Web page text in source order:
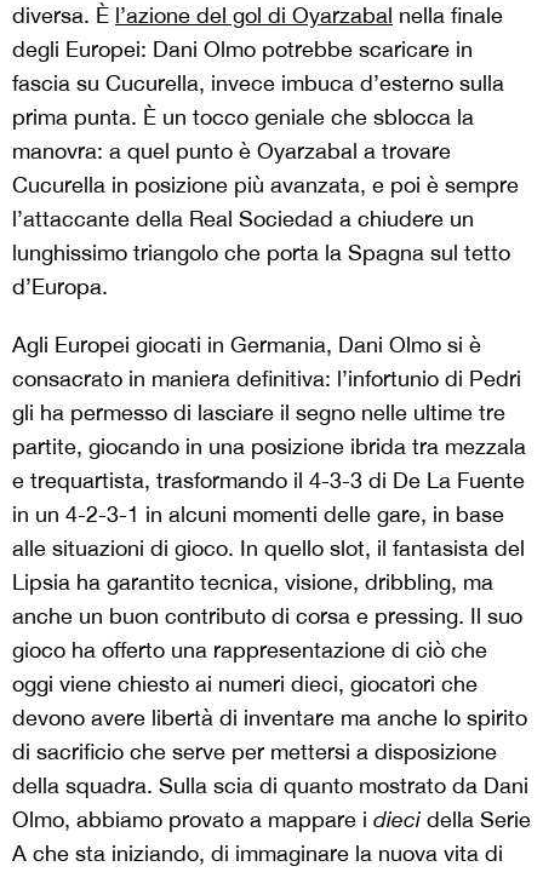
diversa. È l’azione del gol di Oyarzabal nella finale
degli Europei: Dani Olmo potrebbe scaricare in
fascia su Cucurella, invece imbuca d’esterno sulla
prima punta. È un tocco geniale che sblocca la
manovra: a quel punto è Oyarzabal a trovare
Cucurella in posizione più avanzata, e poi è sempre
l’attaccante della Real Sociedad a chiudere un
lunghissimo triangolo che porta la Spagna sul tetto
d’Europa.
Agli Europei giocati in Germania, Dani Olmo si è
consacrato in maniera definitiva: l’infortunio di Pedri
gli ha permesso di lasciare il segno nelle ultime tre
partite, giocando in una posizione ibrida tra mezzala
e trequartista, trasformando il 4-3-3 di De La Fuente
in un 4-2-3-1 in alcuni momenti delle gare, in base
alle situazioni di gioco. In quello slot, il fantasista del
Lipsia ha garantito tecnica, visione, dribbling, ma
anche un buon contributo di corsa e pressing. Il suo
gioco ha offerto una rappresentazione di ciò che
oggi viene chiesto ai numeri dieci, giocatori che
devono avere libertà di inventare ma anche lo spirito
di sacrificio che serve per mettersi a disposizione
della squadra. Sulla scia di quanto mostrato da Dani
Olmo, abbiamo provato a mappare i dieci della Serie
A che sta iniziando, di immaginare la nuova vita di